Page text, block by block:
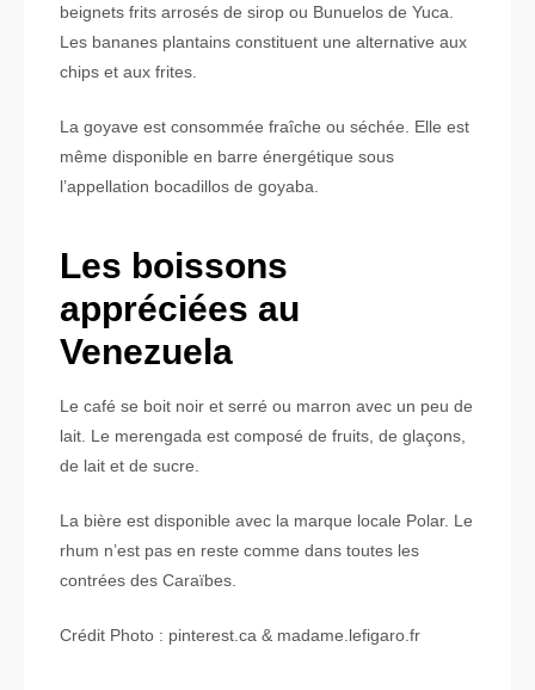
beignets frits arrosés de sirop ou Bunuelos de Yuca.
Les bananes plantains constituent une alternative aux
chips et aux frites.
La goyave est consommée fraîche ou séchée. Elle est
même disponible en barre énergétique sous
l’appellation bocadillos de goyaba.
Les boissons
appréciées au
Venezuela
Le café se boit noir et serré ou marron avec un peu de
lait. Le merengada est composé de fruits, de glaçons,
de lait et de sucre.
La bière est disponible avec la marque locale Polar. Le
rhum n’est pas en reste comme dans toutes les
contrées des Caraïbes.
Crédit Photo : pinterest.ca & madame.lefigaro.fr